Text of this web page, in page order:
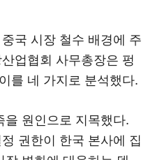
국 시장 철수 배경에 주
업협회 사무총장은 펑
를 네 가지로 분석했다.
을 원인으로 지목했다.
권한이 한국 본사에 집